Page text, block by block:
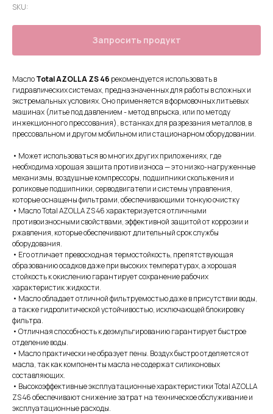
SKU:
Запросить продукт
МаслоTotal AZOLLA ZS 46 рекомендуется использовать в
гидравлических системах, предназначенных для работы в сложных и
экстремальных условиях. Оно применяется в формовочных литьевых
машинах (литье под давлением - метод впрыска, или по методу
инжекционного прессования), в станках для разрезания металлов, в
прессовальном и другом мобильном или стационарном оборудовании.
• Может использоваться во многих других приложениях, где
необходима хорошая защита против износа — это низко-нагруженные
механизмы, воздушные компрессоры, подшипники скольжения и
роликовые подшипники, серводвигатели и системы управления,
которые оснащены фильтрами, обеспечивающими тонкую очистку
• Масло Total AZOLLA ZS 46 характеризуется отличными
противоизносными свойствами, эффективной защитой от коррозии и
ржавления, которые обеспечивают длительный срок службы
оборудования.
• Его отличает превосходная термостойкость, препятствующая
образованию осадков даже при высоких температурах, а хорошая
стойкость к окислению гарантирует сохранение рабочих
характеристик жидкости.
• Масло обладает отличной фильтруемостью даже в присутствии воды,
а также гидролитической устойчивостью, исключающей блокировку
фильтра.
• Отличная способность к деэмульгированию гарантирует быстрое
отделение воды.
• Масло практически не образует пены. Воздух быстро отделяется от
масла, так как компоненты масла не содержат силиконовых
составляющих.
• Высокоэффективные эксплуатационные характеристики Total AZOLLA
ZS 46 обеспечивают снижение затрат на техническое обслуживание и
эксплуатационные расходы.